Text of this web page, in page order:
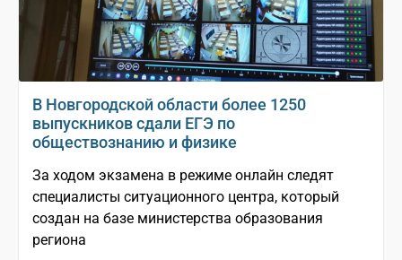
В Новгородской области более 1250
выпускников сдали ЕГЭ по
обществознанию и физике
За ходом экзамена в режиме онлайн следят
специалисты ситуационного центра, который
создан на базе министерства образования
региона